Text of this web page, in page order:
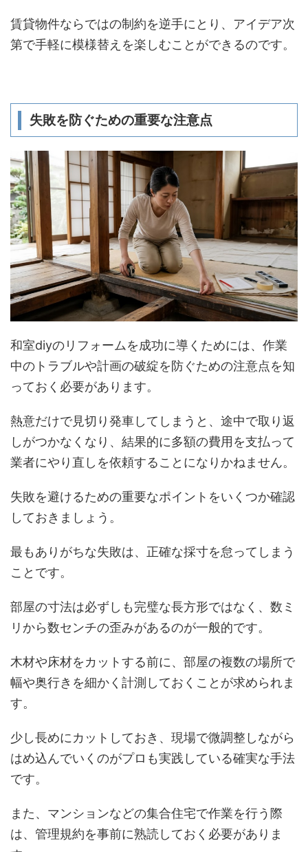
賃貸物件ならではの制約を逆手にとり、アイデア次
第で手軽に模様替えを楽しむことができるのです。
失敗を防ぐための重要な注意点
和室diyのリフォームを成功に導くためには、作業
中のトラブルや計画の破綻を防ぐための注意点を知
っておく必要があります。
熱意だけで見切り発車してしまうと、途中で取り返
しがつかなくなり、結果的に多額の費用を支払って
業者にやり直しを依頼することになりかねません。
失敗を避けるための重要なポイントをいくつか確認
しておきましょう。
最もありがちな失敗は、正確な採寸を怠ってしまう
ことです。
部屋の寸法は必ずしも完璧な長方形ではなく、数ミ
リから数センチの歪みがあるのが一般的です。
木材や床材をカットする前に、部屋の複数の場所で
幅や奥行きを細かく計測しておくことが求められま
す。
少し長めにカットしておき、現場で微調整しながら
はめ込んでいくのがプロも実践している確実な手法
です。
また、マンションなどの集合住宅で作業を行う際
は、管理規約を事前に熟読しておく必要がありま